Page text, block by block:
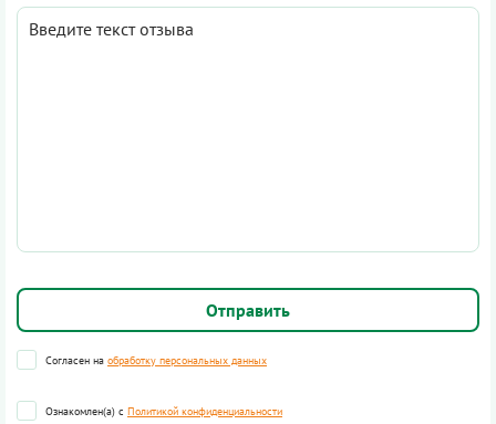
Согласен на обработку персональных данных
Ознакомлен(а) с Политикой конфиденциальности